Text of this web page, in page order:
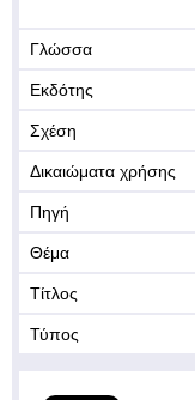
Γλώσσα
Εκδότης
Σχέση
Δικαιώματα χρήσης
Πηγή
Θέμα
Τίτλος
Τύπος